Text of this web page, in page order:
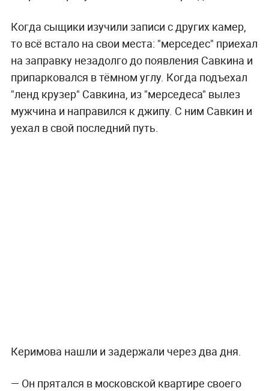
Когда сыщики изучили записи с других камер,
то всё встало на свои места: "мерседес" приехал
на заправку незадолго до появления Савкина и
припарковался в тёмном углу. Когда подъехал
"ленд крузер" Савкина, из "мерседеса" вылез
мужчина и направился к джипу. С ним Савкин и
уехал в свой последний путь.
Керимова нашли и задержали через два дня.
— Он прятался в московской квартире своего